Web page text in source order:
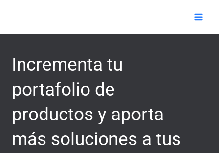
Incrementa tu
portafolio de
productos y aporta
más soluciones a tus